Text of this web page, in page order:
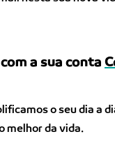
a sua conta
o seu dia a
melhor da vida.